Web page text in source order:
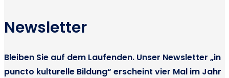
Newsletter
Bleiben Sie auf dem Laufenden. Unser Newsletter „in
puncto kulturelle Bildung“ erscheint vier Mal im Jahr